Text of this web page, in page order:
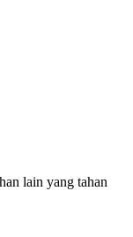
lain yang tahan